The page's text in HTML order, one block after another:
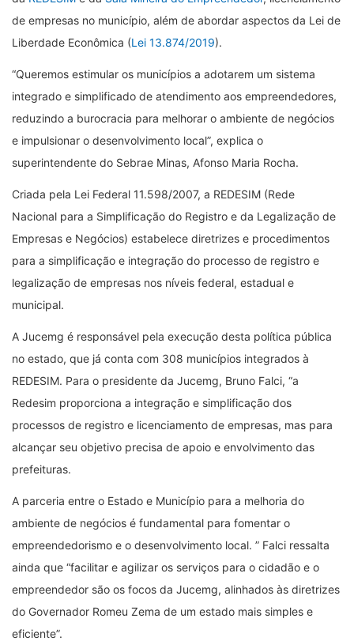
de empresas no município, além de abordar aspectos da Lei de
Liberdade Econômica (Lei 13.874/2019).
“Queremos estimular os municípios a adotarem um sistema
integrado e simplificado de atendimento aos empreendedores,
reduzindo a burocracia para melhorar o ambiente de negócios
e impulsionar o desenvolvimento local”, explica o
superintendente do Sebrae Minas, Afonso Maria Rocha.
Criada pela Lei Federal 11.598/2007, a REDESIM (Rede
Nacional para a Simplificação do Registro e da Legalização de
Empresas e Negócios) estabelece diretrizes e procedimentos
para a simplificação e integração do processo de registro e
legalização de empresas nos níveis federal, estadual e
municipal.
A Jucemg é responsável pela execução desta política pública
no estado, que já conta com 308 municípios integrados à
REDESIM. Para o presidente da Jucemg, Bruno Falci, “a
Redesim proporciona a integração e simplificação dos
processos de registro e licenciamento de empresas, mas para
alcançar seu objetivo precisa de apoio e envolvimento das
prefeituras.
A parceria entre o Estado e Município para a melhoria do
ambiente de negócios é fundamental para fomentar o
empreendedorismo e o desenvolvimento local. ” Falci ressalta
ainda que “facilitar e agilizar os serviços para o cidadão e o
empreendedor são os focos da Jucemg, alinhados às diretrizes
do Governador Romeu Zema de um estado mais simples e
eficiente”.